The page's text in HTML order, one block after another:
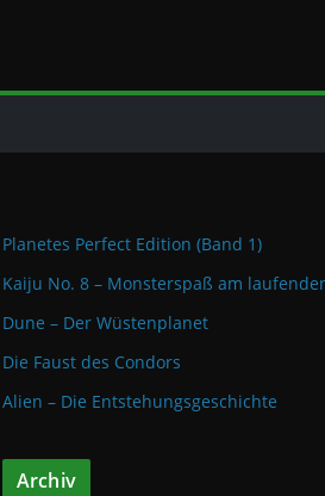
Planetes Perfect Edition (Band 1)
Kaiju No. 8 – Monsterspaß am
Dune – Der Wüstenplanet
Die Faust des Condors
Alien – Die Entstehungsgeschichte
Archiv